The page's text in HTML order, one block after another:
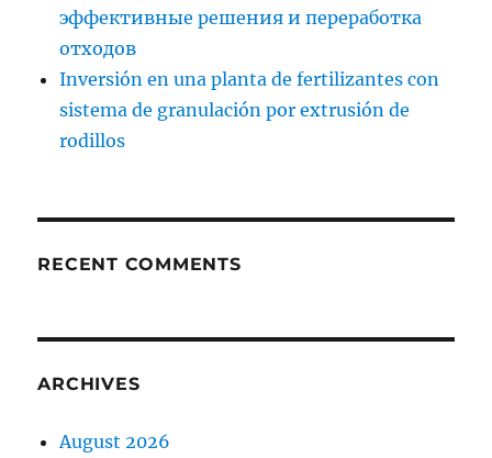
эффективные решения и переработка
отходов
Inversión en una planta de fertilizantes con
sistema de granulación por extrusión de
rodillos
RECENT COMMENTS
ARCHIVES
August 2026